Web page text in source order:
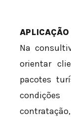
Na
orientar
pacotes